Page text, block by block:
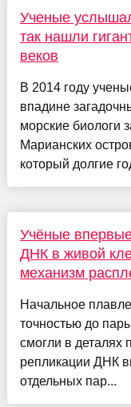
Ученые
так нашли
веков
В 2014 году
впадине
морские биологи
Марианских
который долгие
Учёные
ДНК в живой
механизм
Начальное
точностью до
смогли в деталях
репликации ДНК
отдельных пар...